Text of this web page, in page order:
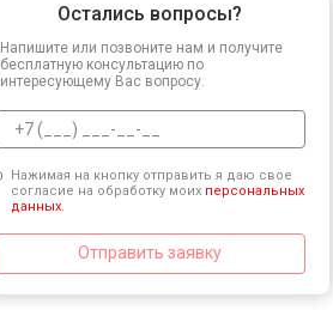
Остались вопросы?
Напишите или позвоните нам и получите
бесплатную консультацию по
интересующему Вас вопросу.
Нажимая на кнопку отправить я даю свое
согласие на обработку моих персональных
данных.
Отправить заявку